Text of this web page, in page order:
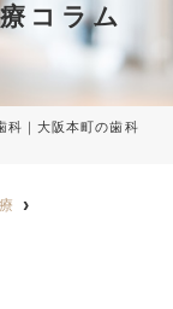
コラム
科｜大阪本町の歯科